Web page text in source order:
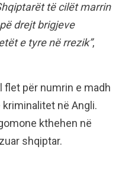
të cilët marrin
drejt brigjeve
e tyre në rrezik”,
flet për numrin e madh
në Angli.
kthehen në
shqiptar.